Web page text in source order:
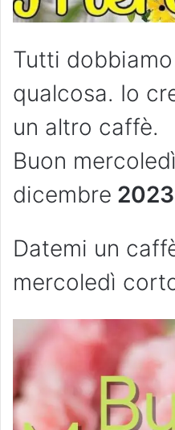
Tutti
qualcosa. Io
un altro caffè.
Buon
dicembre 2023
Datemi un
mercoledì